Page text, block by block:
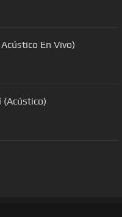
En Vivo)
(Acústico)